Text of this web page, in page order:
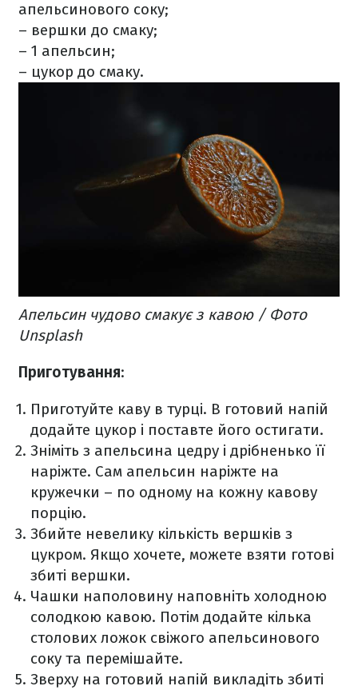
апельсинового соку;
– вершки до смаку;
– 1 апельсин;
– цукор до смаку.
Апельсин чудово смакує з кавою / Фото
Unsplash
Приготування:
Приготуйте каву в турці. В готовий напій
додайте цукор і поставте його остигати.
Зніміть з апельсина цедру і дрібненько її
наріжте. Сам апельсин наріжте на
кружечки – по одному на кожну кавову
порцію.
Збийте невелику кількість вершків з
цукром. Якщо хочете, можете взяти готові
збиті вершки.
Чашки наполовину наповніть холодною
солодкою кавою. Потім додайте кілька
столових ложок свіжого апельсинового
соку та перемішайте.
Зверху на готовий напій викладіть збиті